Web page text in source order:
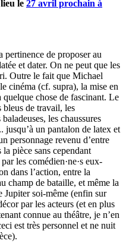
le 27 avril prochain à
pertinence de proposer au
et dater. On ne peut que les
Outre le fait que Michael
cinéma (cf. supra), la mise en
quelque chose de fascinant. Le
bleus de travail, les
les chaussures
jusqu’à un pantalon de latex et
personnage revenu d’entre
pièce sans cependant
les comédien·ne·s eux-
dans l’action, entre la
champ de bataille, et même la
Jupiter soi-même (enfin sur
par les acteurs (et en plus
connue au théâtre, je n’en
est très personnel et ne nuit